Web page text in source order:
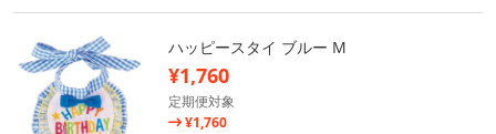
ハッピースタイ ブルー M
¥1,760
定期便対象
¥1,760